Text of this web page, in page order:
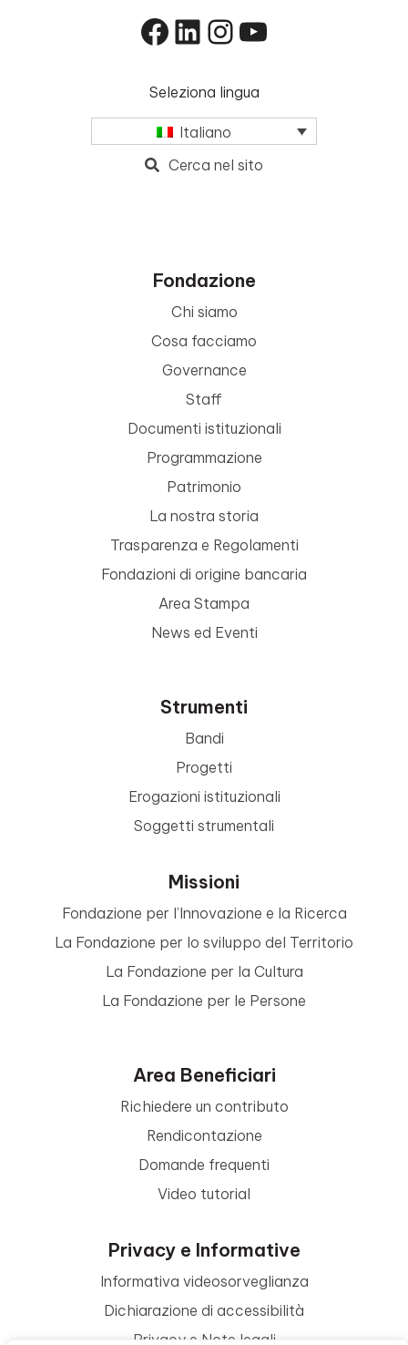
Facebook
LinkedIn
Instagram
YouTube
Seleziona lingua
Italiano
Cerca nel sito
Fondazione
Chi siamo
Cosa facciamo
Governance
Staff
Documenti istituzionali
Programmazione
Patrimonio
La nostra storia
Trasparenza e Regolamenti
Fondazioni di origine bancaria
Area Stampa
News ed Eventi
Strumenti
Bandi
Progetti
Erogazioni istituzionali
Soggetti strumentali
Missioni
Fondazione per l’Innovazione e la Ricerca
La Fondazione per lo sviluppo del Territorio
La Fondazione per la Cultura
La Fondazione per le Persone
Area Beneficiari
Richiedere un contributo
Rendicontazione
Domande frequenti
Video tutorial
Privacy e Informative
Informativa videosorveglianza
Dichiarazione di accessibilità
Privacy e Note legali